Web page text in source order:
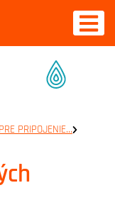
PRIPOJENIE…